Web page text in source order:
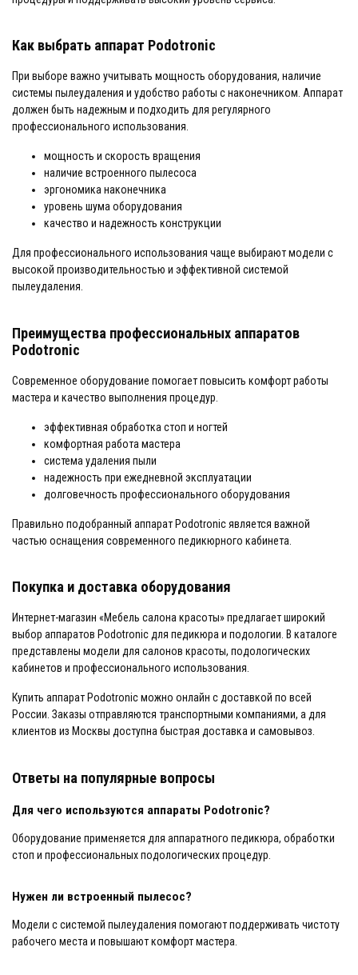
Как выбрать аппарат Podotronic
При выборе важно учитывать мощность оборудования, наличие
системы пылеудаления и удобство работы с наконечником. Аппарат
должен быть надежным и подходить для регулярного
профессионального использования.
мощность и скорость вращения
наличие встроенного пылесоса
эргономика наконечника
уровень шума оборудования
качество и надежность конструкции
Для профессионального использования чаще выбирают модели с
высокой производительностью и эффективной системой
пылеудаления.
Преимущества профессиональных аппаратов
Podotronic
Современное оборудование помогает повысить комфорт работы
мастера и качество выполнения процедур.
эффективная обработка стоп и ногтей
комфортная работа мастера
система удаления пыли
надежность при ежедневной эксплуатации
долговечность профессионального оборудования
Правильно подобранный аппарат Podotronic является важной
частью оснащения современного педикюрного кабинета.
Покупка и доставка оборудования
Интернет-магазин «Мебель салона красоты» предлагает широкий
выбор аппаратов Podotronic для педикюра и подологии. В каталоге
представлены модели для салонов красоты, подологических
кабинетов и профессионального использования.
Купить аппарат Podotronic можно онлайн с доставкой по всей
России. Заказы отправляются транспортными компаниями, а для
клиентов из Москвы доступна быстрая доставка и самовывоз.
Ответы на популярные вопросы
Для чего используются аппараты Podotronic?
Оборудование применяется для аппаратного педикюра, обработки
стоп и профессиональных подологических процедур.
Нужен ли встроенный пылесос?
Модели с системой пылеудаления помогают поддерживать чистоту
рабочего места и повышают комфорт мастера.